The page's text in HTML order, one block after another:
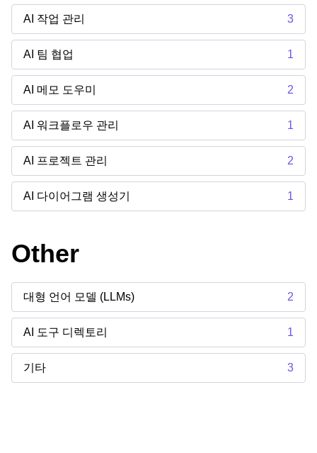
AI 작업 관리 3
AI 팀 협업 1
AI 메모 도우미 2
AI 워크플로우 관리 1
AI 프로젝트 관리 2
AI 다이어그램 생성기 1
Other
대형 언어 모델 (LLMs) 2
AI 도구 디렉토리 1
기타 3